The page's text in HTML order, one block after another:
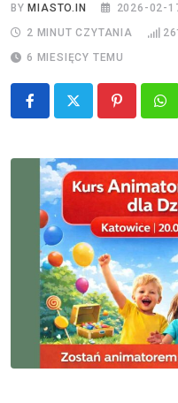
BYMIASTO.IN 2026-02-
2 MINUT CZYTANIA
6 MIESIĘCY TEMU
Pinterest